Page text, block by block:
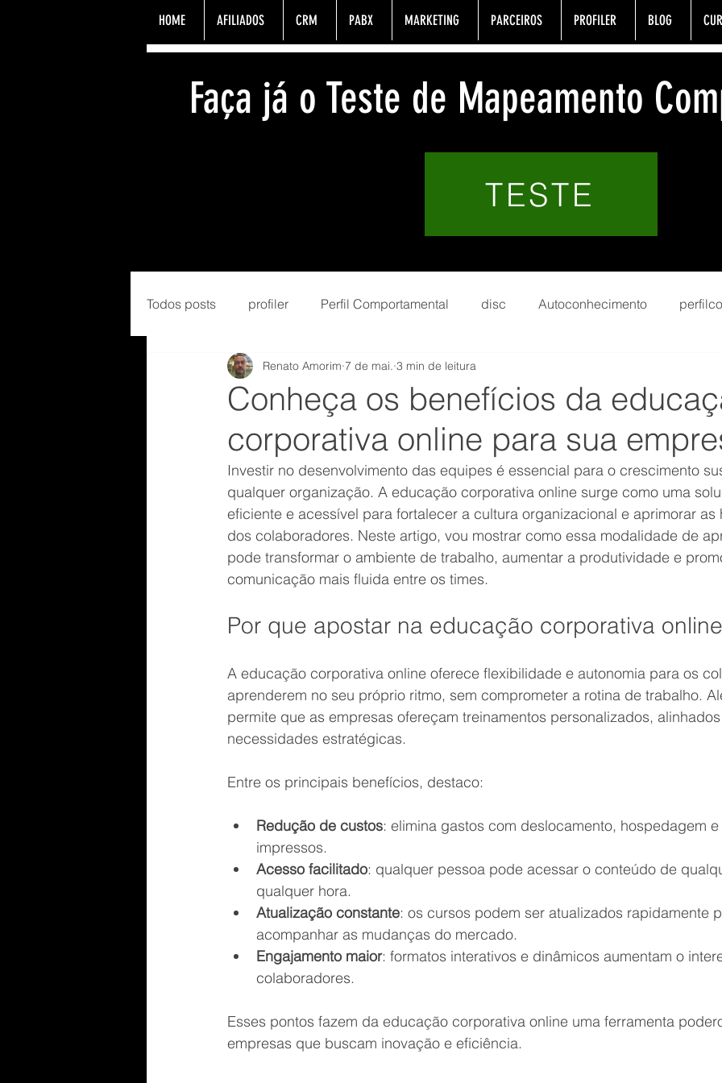
HOME AFILIADOS CRM PABX MARKETING PARCEIROS PROFILER BLOG
Faça já o Teste de Mapeamento
TESTE
Todos posts profiler Perfil Comportamental disc Autoconhecimento
Formação analistacomportamental Equipe
desenvolvimento profissional covid autoconsciência rh Carreira
Telemarketing Realizações suporte Esforço crm Felicidade
Racional voip Foco
Conheça os benefícios da
corporativa online para sua
Renato Amorim 7 de mai. 3 min de leitura
Investir no desenvolvimento das equipes é essencial para o crescimento
qualquer organização. A educação corporativa online surge como uma
eficiente e acessível para fortalecer a cultura organizacional e aprimorar
dos colaboradores. Neste artigo, vou mostrar como essa modalidade de
pode transformar o ambiente de trabalho, aumentar a produtividade e
comunicação mais fluida entre os times.
Por que apostar na educação corporativa
A educação corporativa online oferece flexibilidade e autonomia para os
aprenderem no seu próprio ritmo, sem comprometer a rotina de trabalho.
permite que as empresas ofereçam treinamentos personalizados,
necessidades estratégicas.
Entre os principais benefícios, destaco:
Redução de custos: elimina gastos com deslocamento, hospedagem
impressos.
Acesso facilitado: qualquer pessoa pode acessar o conteúdo de
qualquer hora.
Atualização constante: os cursos podem ser atualizados rapidamente
acompanhar as mudanças do mercado.
Engajamento maior: formatos interativos e dinâmicos aumentam o
colaboradores.
Esses pontos fazem da educação corporativa online uma ferramenta
empresas que buscam inovação e eficiência.